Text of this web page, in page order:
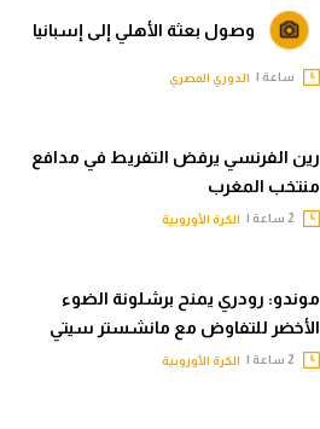
وصول بعثة الأهلي إلى إسبانيا
ساعة | الدوري المصري
رين الفرنسي يرفض التفريط في مدافع
منتخب المغرب
الكرة الأوروبية
موندو: رودري يمنح برشلونة الضوء
الأخضر للتفاوض مع مانشستر سيتي
الكرة الأوروبية